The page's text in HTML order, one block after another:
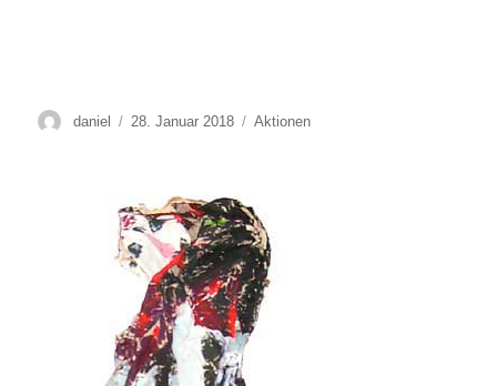
Autor
daniel
Veröffentlicht
28. Januar 2018 Kategorien
Aktionen